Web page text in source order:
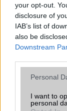
your opt-out.
disclosure of
IAB’s list of
also be
Downstream
Please note
not limited to
grant or deny
Personal
I want to
personal
MOBILTELEFON
Apple
Huawei